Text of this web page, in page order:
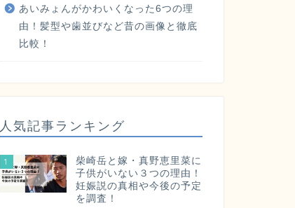
あいみょんがかわいくなった6つの理
由！髪型や歯並びなど昔の画像と徹底
比較！
人気記事ランキング
1
柴崎岳と嫁・真野恵里菜に
子供がいない３つの理由！
妊娠説の真相や今後の予定
を調査！